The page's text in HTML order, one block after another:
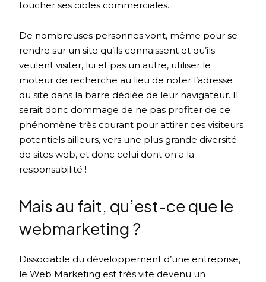
toucher ses cibles commerciales.
De nombreuses personnes vont, même pour se
rendre sur un site qu’ils connaissent et qu’ils
veulent visiter, lui et pas un autre, utiliser le
moteur de recherche au lieu de noter l’adresse
du site dans la barre dédiée de leur navigateur. Il
serait donc dommage de ne pas profiter de ce
phénomène très courant pour attirer ces visiteurs
potentiels ailleurs, vers une plus grande diversité
de sites web, et donc celui dont on a la
responsabilité !
Mais au fait, qu’est-ce que le
webmarketing ?
Dissociable du développement d’une entreprise,
le Web Marketing est très vite devenu un